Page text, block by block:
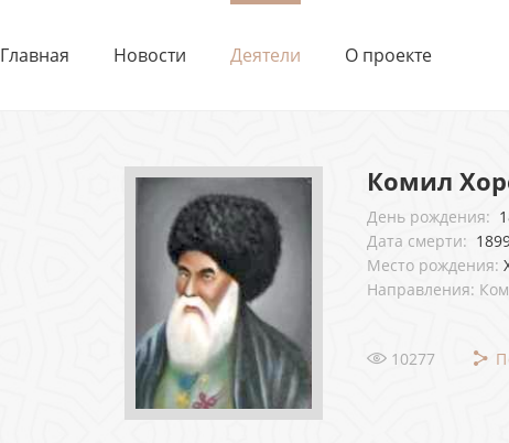
Главная Новости Деятели О проекте
Комил
День рождения:
Дата смерти:
Место рождения:
Направления:
10277